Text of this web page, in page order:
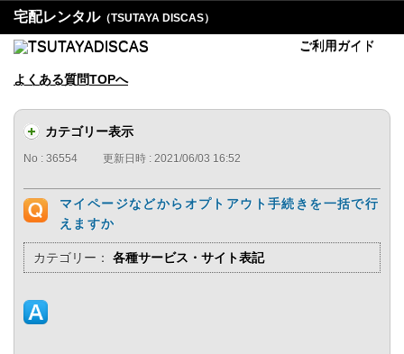
宅配レンタル（TSUTAYA DISCAS）
ご利用ガイド
よくある質問TOPへ
カテゴリー表示
No : 36554 更新日時 : 2021/06/03 16:52
マイページなどからオプトアウト手続きを一括で行
えますか
カテゴリー： 各種サービス・サイト表記